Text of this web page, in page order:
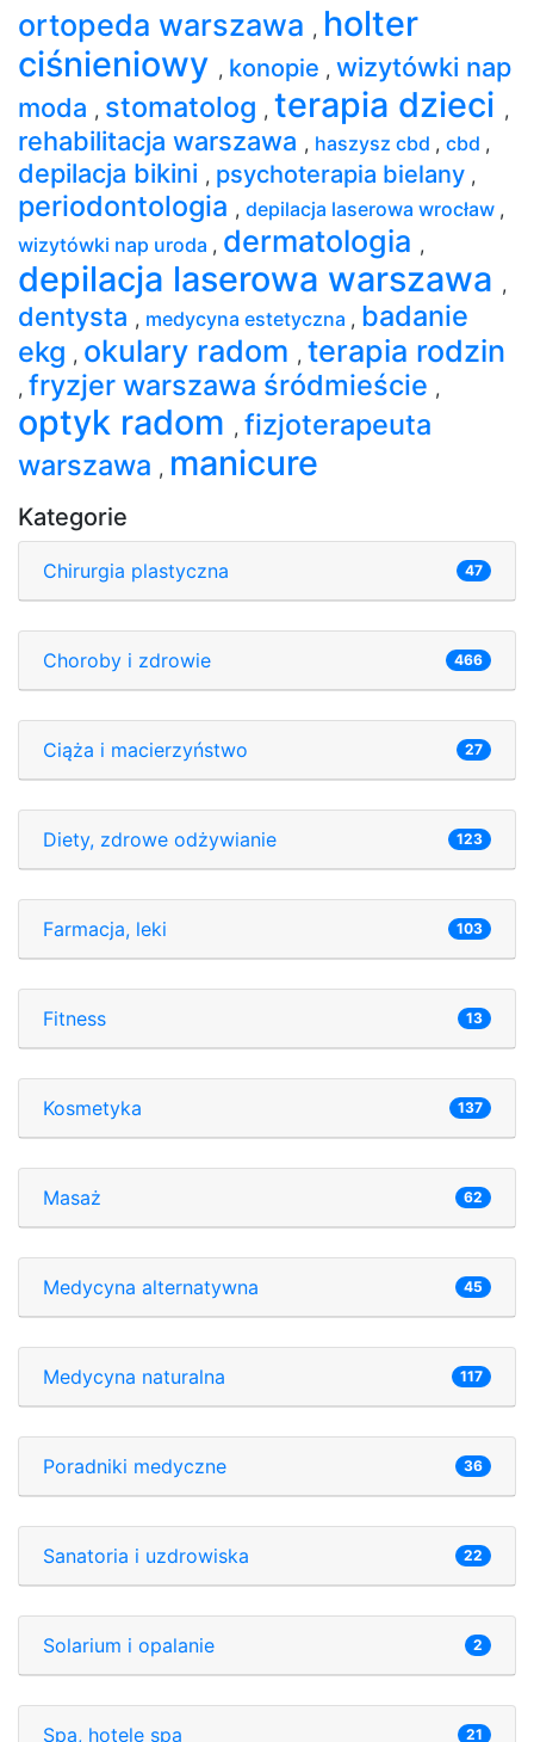
ortopeda warszawa , holter
ciśnieniowy , konopie , wizytówki nap
moda , stomatolog , terapia dzieci ,
rehabilitacja warszawa , haszysz cbd , cbd ,
depilacja bikini , psychoterapia bielany ,
periodontologia , depilacja laserowa wrocław ,
wizytówki nap uroda , dermatologia ,
depilacja laserowa warszawa ,
dentysta , medycyna estetyczna , badanie
ekg , okulary radom , terapia rodzin
, fryzjer warszawa śródmieście ,
optyk radom , fizjoterapeuta
warszawa , manicure
Kategorie
Chirurgia plastyczna 47
Choroby i zdrowie 466
Ciąża i macierzyństwo 27
Diety, zdrowe odżywianie 123
Farmacja, leki 103
Fitness 13
Kosmetyka 137
Masaż 62
Medycyna alternatywna 45
Medycyna naturalna 117
Poradniki medyczne 36
Sanatoria i uzdrowiska 22
Solarium i opalanie 2
Spa, hotele spa 21